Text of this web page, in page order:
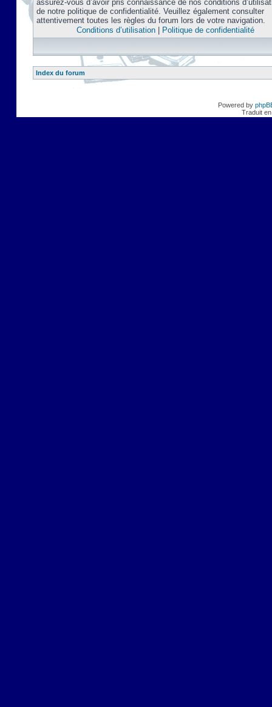
assurez-vous d’avoir pris connaissance de nos conditions
de notre politique de confidentialité. Veuillez également consulter
attentivement toutes les règles du forum lors de votre navigation.
Conditions d’utilisation| Politique de confidentialité
Index du forum
Powered by
Traduit